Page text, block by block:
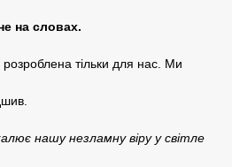
на словах.
тільки для нас. Ми
нашу незламну віру у світле